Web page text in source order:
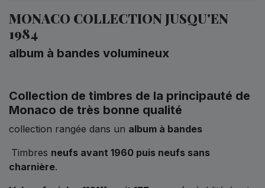
MONACO COLLECTION JUSQU'EN
1984
album à bandes volumineux
Collection de timbres de la principauté de
Monaco de très bonne qualité
collection rangée dans un album à bandes
Timbres neufs avant 1960 puis neufs sans
charnière.